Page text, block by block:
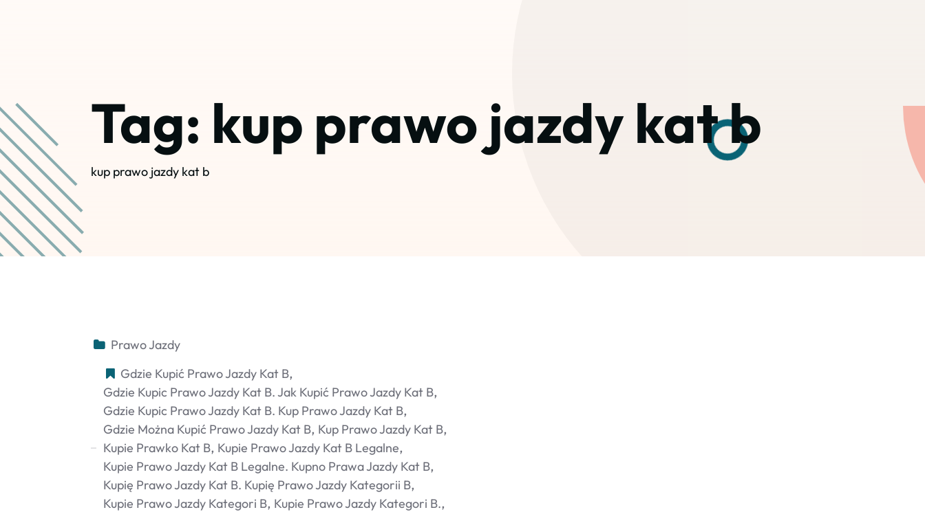
Tag: kup prawo jazdy kat b
kup prawo jazdy kat b
Prawo Jazdy
Gdzie Kupić Prawo Jazdy Kat B
Gdzie Kupic Prawo Jazdy Kat B. Jak Kupić Prawo Jazdy Kat B
Gdzie Kupic Prawo Jazdy Kat B. Kup Prawo Jazdy Kat B
Gdzie Można Kupić Prawo Jazdy Kat B Kup Prawo Jazdy Kat B
Kupie Prawko Kat B Kupie Prawo Jazdy Kat B Legalne
Kupie Prawo Jazdy Kat B Legalne. Kupno Prawa Jazdy Kat B
Kupię Prawo Jazdy Kat B. Kupię Prawo Jazdy Kategorii B
Kupie Prawo Jazdy Kategori B Kupie Prawo Jazdy Kategori B.